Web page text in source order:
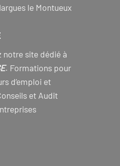
le Montueux
notre site dédié à
. Formations pour
d’emploi et
et Audit